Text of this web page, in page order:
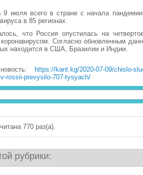
июля всего в стране с начала
в 85 регионах.
что Россия опустилась на
коронавирусом. Согласно обновленным
находится в США, Бразилии и Индии.
https://kant.kg/2020-07-09/chislo-
rossii-prevysilo-707-tysyach/
770 раз(a).
рубрики: